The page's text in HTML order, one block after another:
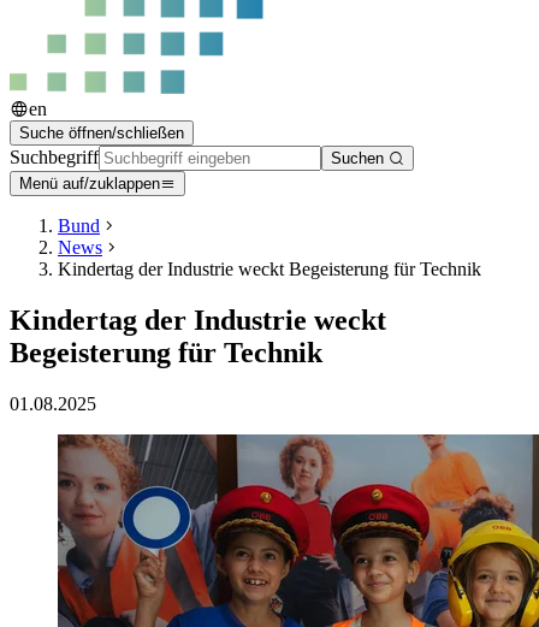
en
Suche öffnen/schließen
Suchbegriff
Suchen
Menü auf/zuklappen
Bund
News
Kindertag der Industrie weckt Begeisterung für Technik
Kindertag der Industrie weckt
Begeisterung für Technik
01.08.2025